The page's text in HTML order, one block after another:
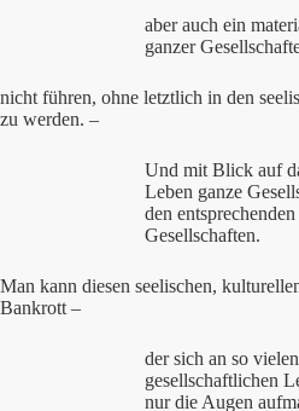
aber auch ein
ganzer
nicht führen, ohne letztlich in den
zu werden. –
Und mit Blick auf
Leben ganze
den
Gesellschaften.
Man kann diesen seelischen,
Bankrott –
der sich an so
gesellschaftlichen
nur die Augen